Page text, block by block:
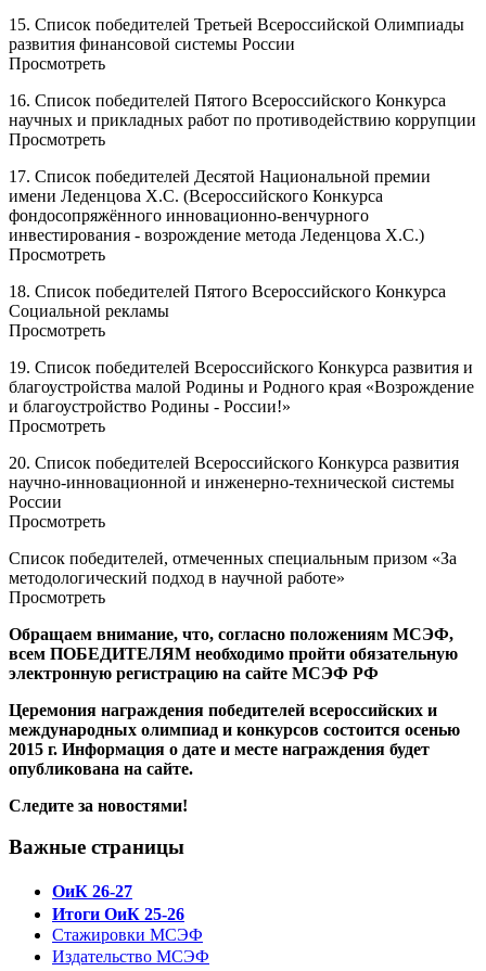
15. Список победителей Третьей Всероссийской Олимпиады
развития финансовой системы России
Просмотреть
16. Список победителей Пятого Всероссийского Конкурса
научных и прикладных работ по противодействию коррупции
Просмотреть
17. Список победителей Десятой Национальной премии
имени Леденцова Х.С. (Всероссийского Конкурса
фондосопряжённого инновационно-венчурного
инвестирования - возрождение метода Леденцова Х.С.)
Просмотреть
18. Список победителей Пятого Всероссийского Конкурса
Социальной рекламы
Просмотреть
19. Список победителей Всероссийского Конкурса развития и
благоустройства малой Родины и Родного края «Возрождение
и благоустройство Родины - России!»
Просмотреть
20. Список победителей Всероссийского Конкурса развития
научно-инновационной и инженерно-технической системы
России
Просмотреть
Список победителей, отмеченных специальным призом «За
методологический подход в научной работе»
Просмотреть
Обращаем внимание, что, согласно положениям МСЭФ,
всем ПОБЕДИТЕЛЯМ необходимо пройти обязательную
электронную регистрацию на сайте МСЭФ РФ
Церемония награждения победителей всероссийских и
международных олимпиад и конкурсов состоится осенью
2015 г. Информация о дате и месте награждения будет
опубликована на сайте.
Следите за новостями!
Важные страницы
ОиК 26-27
Итоги ОиК 25-26
Стажировки МСЭФ
Издательство МСЭФ